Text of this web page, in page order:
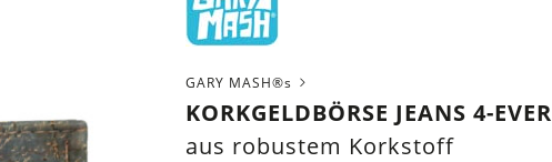
GARY MASH®s
KORKGELDBÖRSE JEANS 4-EVER
aus robustem Korkstoff